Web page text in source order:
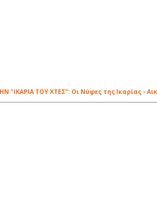
"ΙΚΑΡΙΑ ΤΟΥ ΧΤΕΣ”: Οι Νύφες της Ικαρίας -